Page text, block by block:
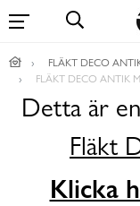
FLÄKT DECO
FLÄKT DECO ANTIK
Detta är
Fläkt
Klicka